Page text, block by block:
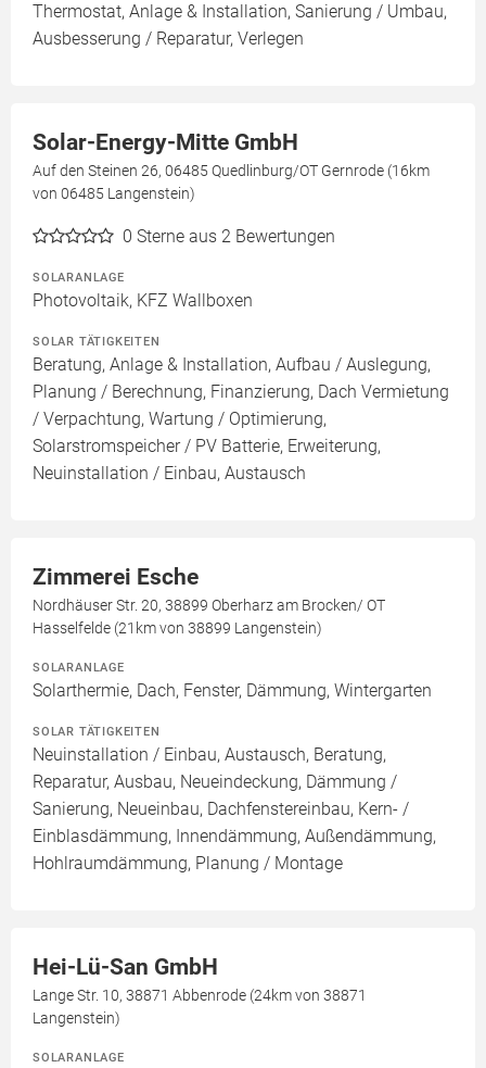
Thermostat, Anlage & Installation, Sanierung / Umbau,
Ausbesserung / Reparatur, Verlegen
Solar-Energy-Mitte GmbH
Auf den Steinen 26, 06485 Quedlinburg/OT Gernrode (16km
von 06485 Langenstein)
0 Sterne aus 2 Bewertungen
SOLARANLAGE
Photovoltaik, KFZ Wallboxen
SOLAR TÄTIGKEITEN
Beratung, Anlage & Installation, Aufbau / Auslegung,
Planung / Berechnung, Finanzierung, Dach Vermietung
/ Verpachtung, Wartung / Optimierung,
Solarstromspeicher / PV Batterie, Erweiterung,
Neuinstallation / Einbau, Austausch
Zimmerei Esche
Nordhäuser Str. 20, 38899 Oberharz am Brocken/ OT
Hasselfelde (21km von 38899 Langenstein)
SOLARANLAGE
Solarthermie, Dach, Fenster, Dämmung, Wintergarten
SOLAR TÄTIGKEITEN
Neuinstallation / Einbau, Austausch, Beratung,
Reparatur, Ausbau, Neueindeckung, Dämmung /
Sanierung, Neueinbau, Dachfenstereinbau, Kern- /
Einblasdämmung, Innendämmung, Außendämmung,
Hohlraumdämmung, Planung / Montage
Hei-Lü-San GmbH
Lange Str. 10, 38871 Abbenrode (24km von 38871
Langenstein)
SOLARANLAGE